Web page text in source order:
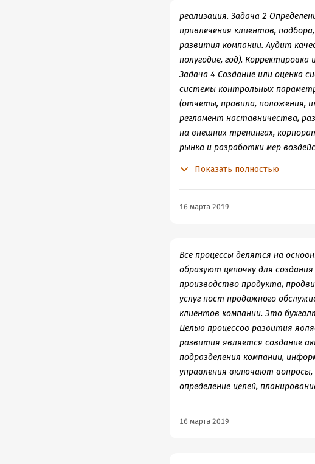
реализация. Задача 2
привлечения клиентов,
развития компании. Аудит
полугодие, год).
Задача 4 Создание или оценка
системы контрольных
(отчеты, правила, положения,
регламент наставничества,
на внешних тренингах,
рынка и разработки мер
Показать полностью
16 марта 2019
Все процессы делятся на
образуют цепочку для
производство продукта,
услуг пост продажного
клиентов компании. Это
Целью процессов развития
развития является создание
подразделения компании,
управления включают вопросы,
определение целей,
16 марта 2019